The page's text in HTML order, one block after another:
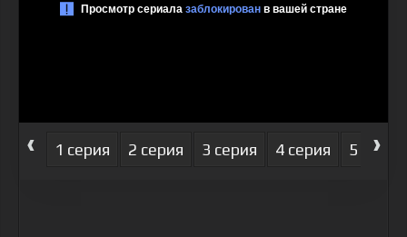
‹ 1 серия 2 серия 3 серия 4 серия 5 серия
›